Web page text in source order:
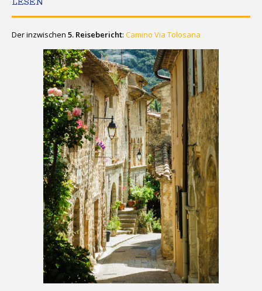
Der inzwischen 5. Reisebericht: Camino Via Tolosana